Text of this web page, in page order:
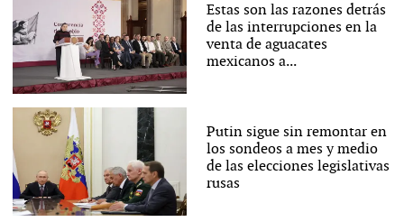
Estas son las razones detrás
de las interrupciones en la
venta de aguacates
mexicanos a...
Putin sigue sin remontar en
los sondeos a mes y medio
de las elecciones legislativas
rusas